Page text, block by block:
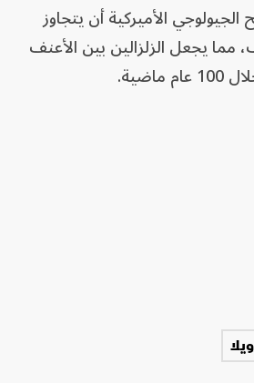
الأميركية أن يتجاوز
10 آلاف، مما يجعل الزلزالين بين الأعنف